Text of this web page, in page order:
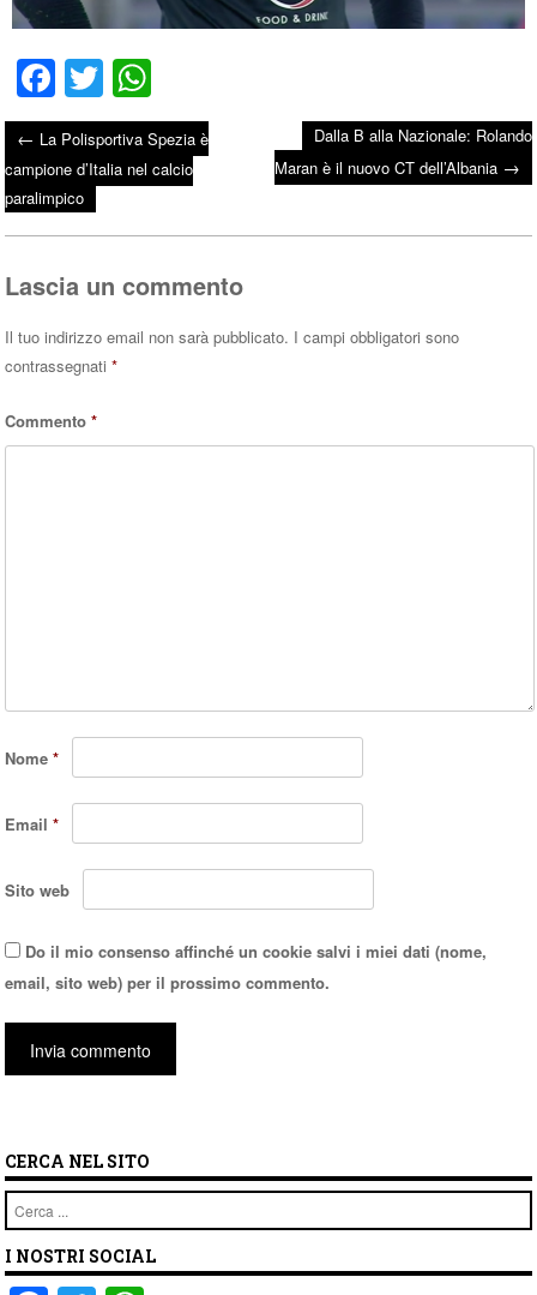
Fa
ce
bo
ok
T
wi
tte
r
ha
ts
A
pp
Post navigation
← La Polisportiva Spezia è
campione d’Italia nel calcio
paralimpico
Dalla B alla Nazionale: Rolando
Maran è il nuovo CT dell’Albania →
Lascia un commento
Il tuo indirizzo email non sarà pubblicato. I campi obbligatori sono
contrassegnati*
Commento*
Nome*
Email*
Sito web
Do il mio consenso affinché un cookie salvi i miei dati (nome,
email, sito web) per il prossimo commento.
CERCA NEL SITO
Cerca
I NOSTRI SOCIAL